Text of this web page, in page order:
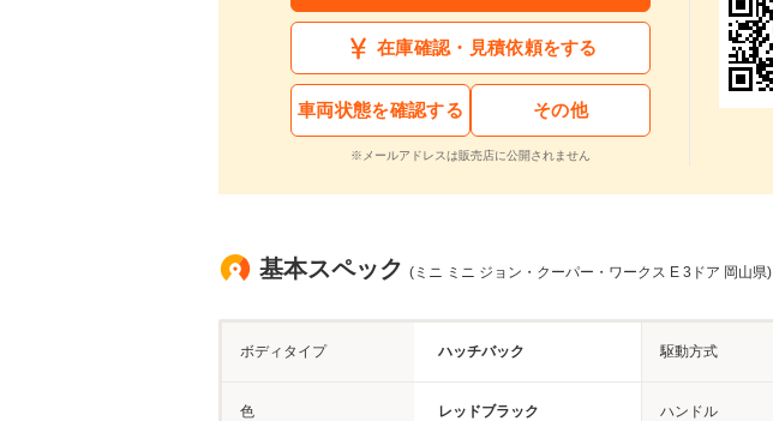
在庫確認・見積依頼をする
車両状態を確認する その他
※メールアドレスは販売店に公開されません
基本スペック (ミニ ミニ ジョン・クーパー・ワークス E 3ドア 岡山県)
ボディタイプ ハッチバック 駆動方式
色 レッドブラック ハンドル